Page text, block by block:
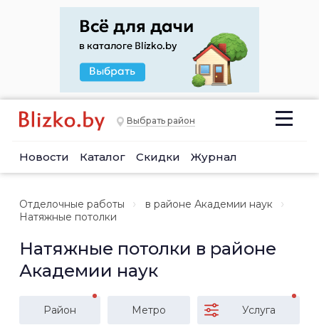
Выбрать район
Новости Каталог Скидки Журнал
Отделочные работы
в районе Академии наук
Натяжные потолки
Натяжные потолки в районе
Академии наук
Район Метро Услуга